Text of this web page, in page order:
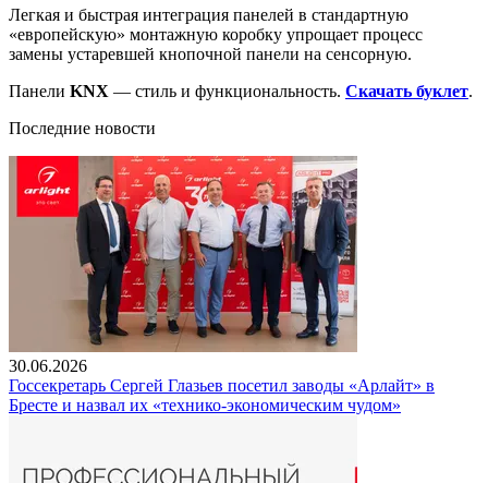
Легкая и быстрая интеграция панелей в стандартную
«европейскую» монтажную коробку упрощает процесс
замены устаревшей кнопочной панели на сенсорную.
Панели KNX — стиль и функциональность. Скачать буклет.
Последние новости
30.06.2026
Госсекретарь Сергей Глазьев посетил заводы «Арлайт» в
Бресте и назвал их «технико-экономическим чудом»